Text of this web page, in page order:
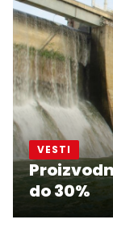
VESTI
do 30%